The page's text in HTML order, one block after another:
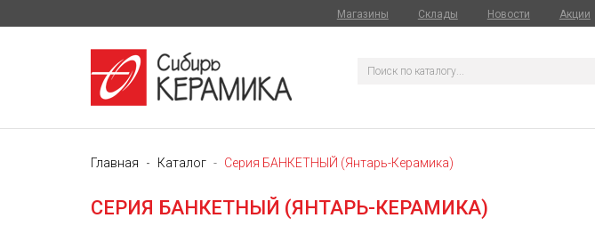
Магазины Склады Новости Акции
Главная Каталог Серия БАНКЕТНЫЙ (Янтарь-Керамика)
СЕРИЯ БАНКЕТНЫЙ (ЯНТАРЬ-КЕРАМИКА)